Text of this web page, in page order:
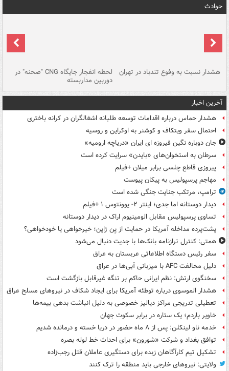
حوادث
هشدار نسبت به وفوع تندباد در تهران لحظه انفجار جایگاه CNG "صحنه" در
دوربین مداربسته
آخرین اخبار
هشدار حماس درباره اقدامات توسعه طلبانه اشغالگران در کرانه باختری
احتمال سفر ویتکاف و کوشنر به اوکراین و روسیه
جان دوباره نگین فیروزه ای ایران «دریاچه ارومیه»
سرطان به استخوان‌های «بایدن» سرایت کرده است
پیروزی قاطع چلسی برابر میلان +فیلم
مهاجم پرسپولیس به پیکان پیوست
ترامپ، مرتکب جنایت جنگی شده است
دیدار دوستانه اما جدی؛ اینتر ۲- یوونتوس ۱ +فیلم
تساوی پرسپولیس مقابل الومینیوم اراک در دیدار دوستانه
پشت‌پرده مداخله آمریکا در حمایت از یِن ژاپن؛ خیرخواهی یا خودخواهی؟
همتی: کنترل ترازنامه بانک‌ها با جدیت دنبال می‌شود
سفر رئیس دستگاه اطلاعاتی عربستان به عراق
دلیل مخالفت AFC با میزبانی آبی‌ها در عراق
سخنگوی ارتش: نظم ایرانی حاکم بر تنگه غیرقابل بازگشت است
هشدار الموسوی درباره توطئه آمریکا برای ایجاد شکاف در نیروهای مسلح عراق
تعطیلی تدریجی مراکز دیالیز خصوصی به دلیل انباشت بدهی بیمه‌ها
خاویر باردم؛ یک ستاره در برابر سکوت جهان
خدمه ناو لینکلن: پس از ۸ ماه حضور در دریا خسته و درمانده‌ شدیم
توافق بغداد و شرکت «شورون» برای احداث خط لوله بصره
تشکیل تیم کارآگاهان زبده برای دستگیری عاملان قتل رجب‌زاده
ولایتی: نیروهای خارجی باید منطقه را ترک کنند